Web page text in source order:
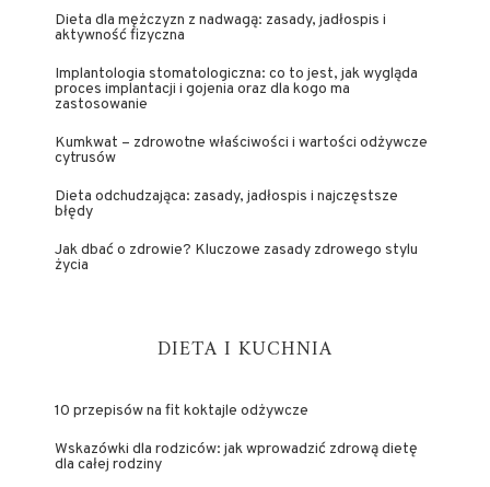
Dieta dla mężczyzn z nadwagą: zasady, jadłospis i
aktywność fizyczna
Implantologia stomatologiczna: co to jest, jak wygląda
proces implantacji i gojenia oraz dla kogo ma
zastosowanie
Kumkwat – zdrowotne właściwości i wartości odżywcze
cytrusów
Dieta odchudzająca: zasady, jadłospis i najczęstsze
błędy
Jak dbać o zdrowie? Kluczowe zasady zdrowego stylu
życia
DIETA I KUCHNIA
10 przepisów na fit koktajle odżywcze
Wskazówki dla rodziców: jak wprowadzić zdrową dietę
dla całej rodziny